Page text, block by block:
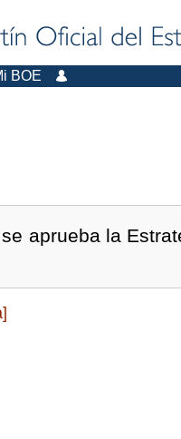
BOE
aprueba la